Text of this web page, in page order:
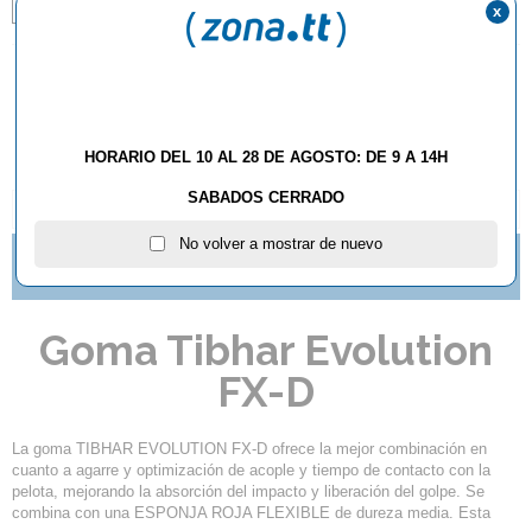
Goma Tibhar Evolution
FX-D
La goma TIBHAR EVOLUTION FX-D ofrece la mejor combinación en
cuanto a agarre y optimización de acople y tiempo de contacto con la
pelota, mejorando la absorción del impacto y liberación del golpe. Se
combina con una ESPONJA ROJA FLEXIBLE de dureza media. Esta
HORARIO DEL 10 AL 28 DE AGOSTO: DE 9 A 14H
SABADOS CERRADO
No volver a mostrar de nuevo
x